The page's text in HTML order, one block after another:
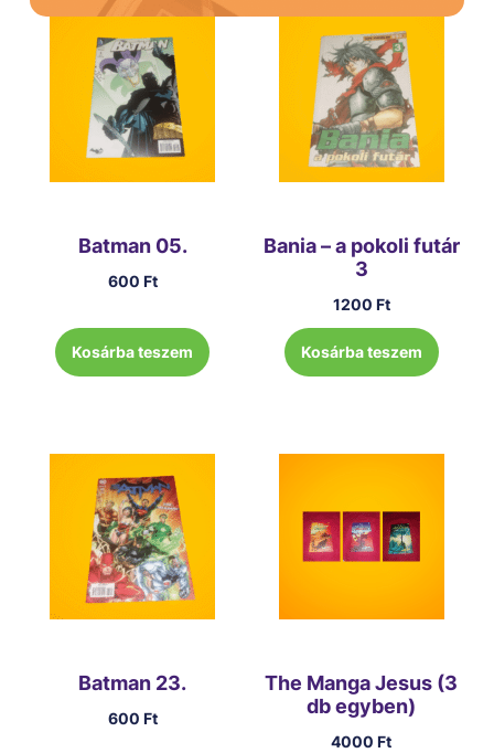
Batman 05.
600 Ft
Kosárba teszem
Bania – a pokoli futár
3
1200 Ft
Kosárba teszem
Batman 23.
600 Ft
The Manga Jesus (3
db egyben)
4000Ft